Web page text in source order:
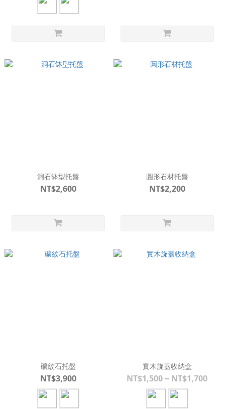
洞石缽型托盤
NT$2,600
圓形石材托盤
NT$2,200
礦紋石托盤
NT$3,900
實木旋蓋收納盒
NT$1,500 ~ NT$1,700